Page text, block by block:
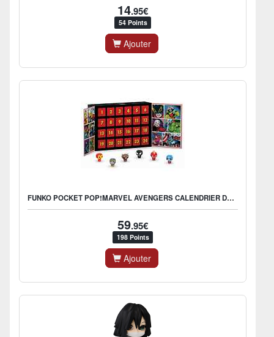
14.95€
54 Points
Ajouter
FUNKO POCKET POP!MARVEL AVENGERS CALENDRIER DE L'AVENT
59.95€
198 Points
Ajouter